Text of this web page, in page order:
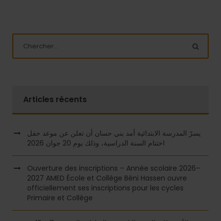
Articles récents
يسرّ المدرسة الابتدائية أمد بني حسان أن تعلن عن موعد حفل
اختتام السنة الدراسية، وذلك يوم 20 جوان 2026
Ouverture des inscriptions – Année scolaire 2026–
2027 AMED École et Collège Béni Hassen ouvre
officiellement ses inscriptions pour les cycles
Primaire et Collège